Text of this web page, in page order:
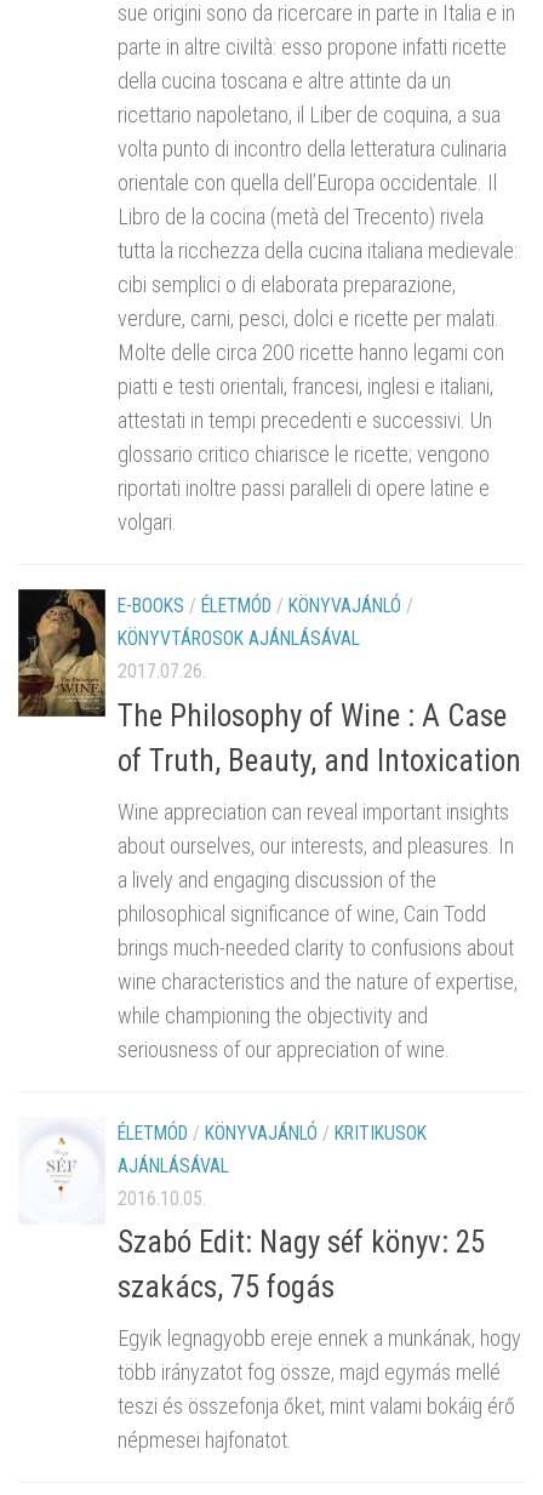
sue origini sono da ricercare in parte in Italia e in
parte in altre civiltà: esso propone infatti ricette
della cucina toscana e altre attinte da un
ricettario napoletano, il Liber de coquina, a sua
volta punto di incontro della letteratura culinaria
orientale con quella dell’Europa occidentale. Il
Libro de la cocina (metà del Trecento) rivela
tutta la ricchezza della cucina italiana medievale:
cibi semplici o di elaborata preparazione,
verdure, carni, pesci, dolci e ricette per malati.
Molte delle circa 200 ricette hanno legami con
piatti e testi orientali, francesi, inglesi e italiani,
attestati in tempi precedenti e successivi. Un
glossario critico chiarisce le ricette; vengono
riportati inoltre passi paralleli di opere latine e
volgari.
E-BOOKS / ÉLETMÓD / KÖNYVAJÁNLÓ /
KÖNYVTÁROSOK AJÁNLÁSÁVAL
2017.07.26.
The Philosophy of Wine : A Case
of Truth, Beauty, and Intoxication
Wine appreciation can reveal important insights
about ourselves, our interests, and pleasures. In
a lively and engaging discussion of the
philosophical significance of wine, Cain Todd
brings much-needed clarity to confusions about
wine characteristics and the nature of expertise,
while championing the objectivity and
seriousness of our appreciation of wine.
ÉLETMÓD / KÖNYVAJÁNLÓ / KRITIKUSOK
AJÁNLÁSÁVAL
2016.10.05.
Szabó Edit: Nagy séf könyv: 25
szakács, 75 fogás
Egyik legnagyobb ereje ennek a munkának, hogy
több irányzatot fog össze, majd egymás mellé
teszi és összefonja őket, mint valami bokáig érő
népmesei hajfonatot.